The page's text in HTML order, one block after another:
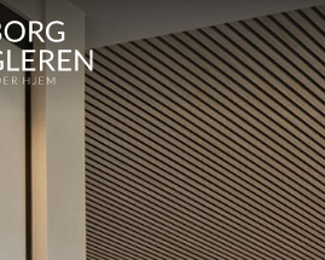
TIL SALG